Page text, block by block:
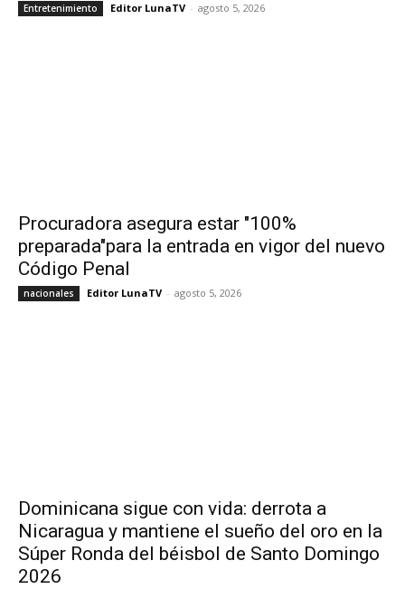
Entretenimiento Editor LunaTV - agosto 5, 2026
Procuradora asegura estar "100%
preparada"para la entrada en vigor del nuevo
Código Penal
nacionales Editor LunaTV - agosto 5, 2026
Dominicana sigue con vida: derrota a
Nicaragua y mantiene el sueño del oro en la
Súper Ronda del béisbol de Santo Domingo
2026